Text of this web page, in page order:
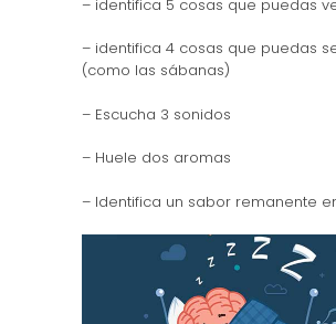
– identifica 5 cosas que puedas
– identifica 4 cosas que puedas
(como las sábanas)
– Escucha 3 sonidos
– Huele dos aromas
– Identifica un sabor remanente